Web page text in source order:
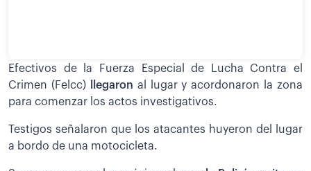
Efectivos de la Fuerza Especial de Lucha Contra el
Crimen (Felcc)
llegaron al lugar y acordonaron la zona
para comenzar los actos investigativos.
Testigos señalaron que los atacantes huyeron del lugar
a bordo de una motocicleta.